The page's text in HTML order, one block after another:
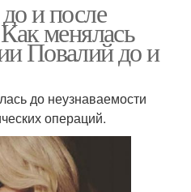
и после
менялась
Повалий до и
до неузнаваемости
операций.